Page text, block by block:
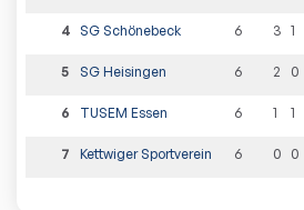
4 SG Schönebeck 6 3 1
5 SG Heisingen 6 2 0
6 TUSEM Essen 6 1 1
7 Kettwiger Sportverein 6 0 0